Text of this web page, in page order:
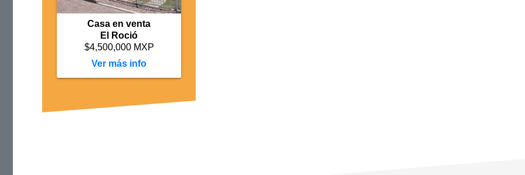
Casa en venta
El Roció
$4,500,000 MXP
más info